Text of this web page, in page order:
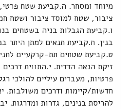
מיוחד ומסחר. ה.קביעת שטח
ציבור, שטח למוסד ציבור ושטח
ו.קביעת הגבלות בניה בשטחים
בנין. ח.קביעת תנאים למתן היתר
ט.קביעת שטחים תת-קרקעיים
זיקת הנאה הדדית. י.התווית
פרטיות, מעברים עיליים להולכי
חדשות/קיימות ודרכים משולבות.
להריסת בנינים, גדרות ומדרגות.